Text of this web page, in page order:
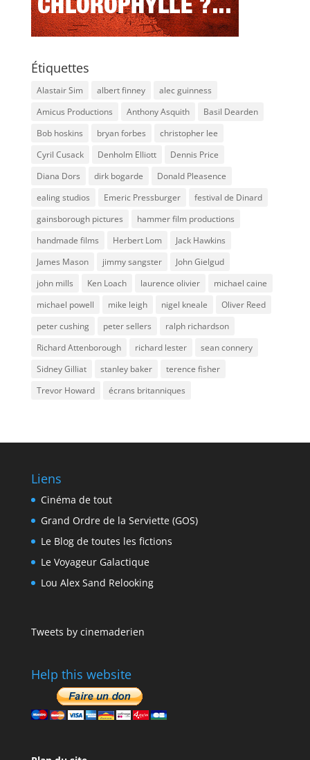
Étiquettes
Alastair Sim albert finney
alec guinness
Amicus Productions
Anthony Asquith
Basil Dearden
Bob hoskins
bryan forbes
christopher lee
Cyril Cusack
Denholm Elliott
Dennis Price
Diana Dors
dirk bogarde
Donald Pleasence
ealing studios
Emeric Pressburger
festival de Dinard
gainsborough pictures
hammer film productions
handmade films
Herbert Lom
Jack Hawkins
James Mason
jimmy sangster
John Gielgud
john mills
Ken Loach laurence olivier
michael caine
michael powell
mike leigh nigel kneale
Oliver Reed
peter cushing
peter sellers
ralph richardson
Richard Attenborough
richard lester
sean connery
Sidney Gilliat
stanley baker
terence fisher
Trevor Howard
écrans britanniques
Liens
Cinéma de tout
Grand Ordre de la Serviette (GOS)
Le Blog de toutes les fictions
Le Voyageur Galactique
Lou Alex Sand Relooking
Tweets by cinemaderien
Help this website